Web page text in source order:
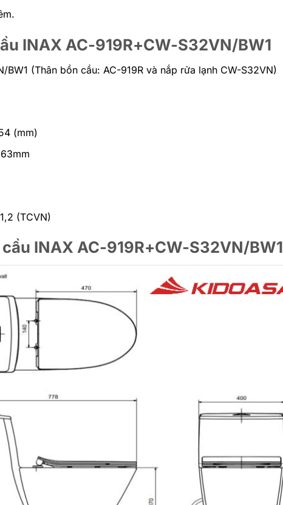
INAX AC-919R+CW-S32VN/BW1
BW1 (Thân bồn cầu: AC-919R và nắp rửa lạnh CW-S32VN)
(mm)
(TCVN)
INAX AC-919R+CW-S32VN/BW1